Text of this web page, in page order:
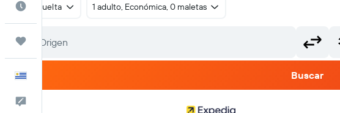
Cuándo ir
Trips
Ida y vuelta 1 adulto, Económica, 0 maletas
Buscar